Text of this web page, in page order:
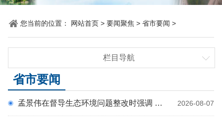
您当前的位置： 网站首页 > 要闻聚焦 > 省市要闻 >
栏目导航
统战要闻
省市要闻
省市要闻
2026-08-07
孟景伟在督导生态环境问题整改时强调 推动生态环境问题真改实改 不断厚植高质量发展绿色底色